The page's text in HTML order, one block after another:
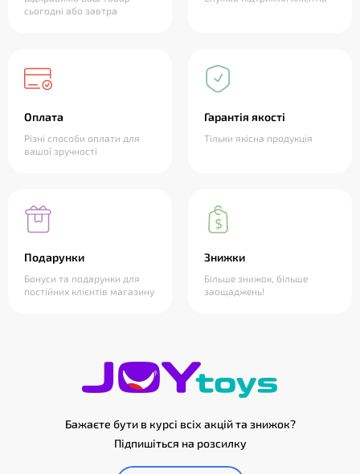
сьогодні або завтра
Оплата
Різні способи оплати для
вашої зручності
Гарантія якості
Тільки якісна продукція
Подарунки
Бонуси та подарунки для
постійних клієнтів магазину
Знижки
Більше знижок, більше
заощаджень!
Бажаєте бути в курсі всіх акцій та знижок?
Підпишіться на розсилку